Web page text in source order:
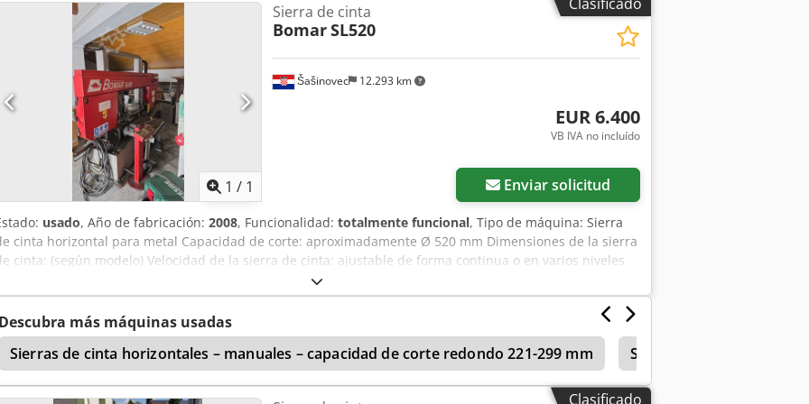
1 / 1
Šašinovec 12.293 km
Sierra de cinta
BomarSL520
EUR 6.400
VB IVA no incluído
Enviar solicitud
usado, Año de fabricación: 2008, Funcionalidad: totalmente funcional, Tipo de máquina: Sierra
cinta horizontal para metal Capacidad de corte: aproximadamente Ø 520 mm Dimensiones de la sierra
cinta: (según modelo) Velocidad de la sierra de cinta: ajustable de forma continua o en varios niveles
Motor principal: motor de corriente alterna trifásica Avanse hidráulico de la sierra Morsa hidráulica para
el material Sistema de refrigeración Codpfx Acozl Atnskorf Cepillo para limpiar la sierra de cinta
Tensión mecánica de la sierra de cinta
Descubra más máquinas usadas
Sierras de cinta horizontales – manuales – capacidad de corte redondo 221-299 mm
Sierra De Cinta Metal
Clasificado